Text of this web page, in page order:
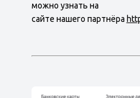
можно узнать на
сайте нашего партнёра